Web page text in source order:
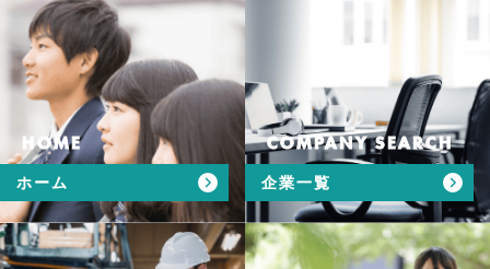
HOME
ホーム
COMPANY SEARCH
企業一覧